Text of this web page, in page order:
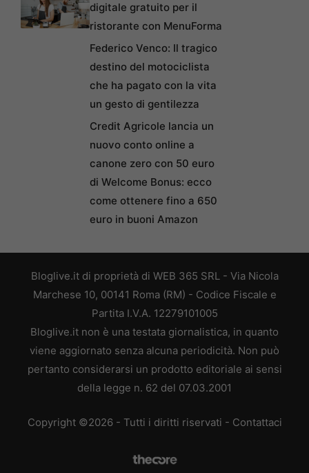
digitale gratuito per il
ristorante con MenuForma
Federico Venco: Il tragico
destino del motociclista
che ha pagato con la vita
un gesto di gentilezza
Credit Agricole lancia un
nuovo conto online a
canone zero con 50 euro
di Welcome Bonus: ecco
come ottenere fino a 650
euro in buoni Amazon
Bloglive.it di proprietà di WEB 365 SRL - Via Nicola
Marchese 10, 00141 Roma (RM) - Codice Fiscale e
Partita I.V.A. 12279101005
Bloglive.it non è una testata giornalistica, in quanto
viene aggiornato senza alcuna periodicità. Non può
pertanto considerarsi un prodotto editoriale ai sensi
della legge n. 62 del 07.03.2001
Copyright ©2026 - Tutti i diritti riservati - Contattaci